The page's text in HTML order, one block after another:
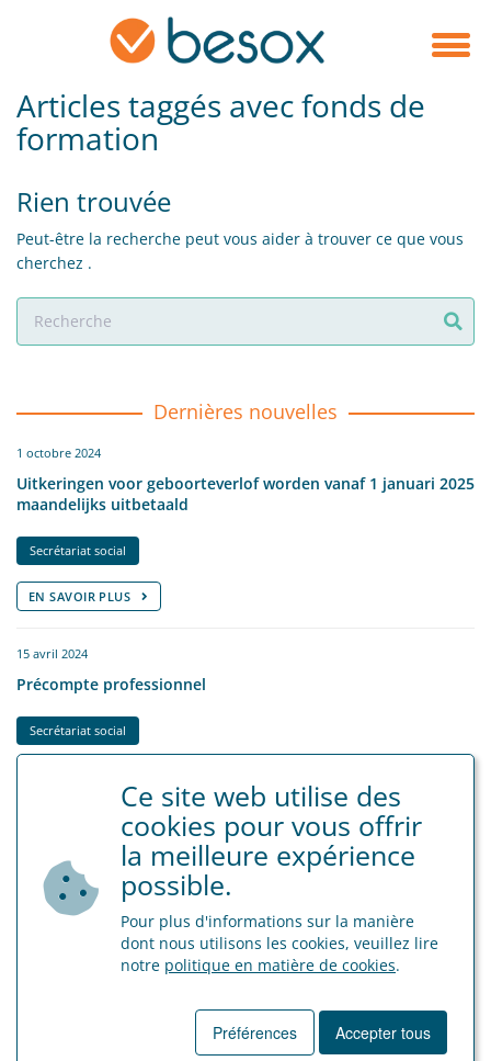
Articles taggés avec fonds de
formation
Rien trouvée
Peut-être la recherche peut vous aider à trouver ce que vous
cherchez .
Dernières nouvelles
1 octobre 2024
Uitkeringen voor geboorteverlof worden vanaf 1 januari 2025
maandelijks uitbetaald
Secrétariat social
EN SAVOIR PLUS
15 avril 2024
Précompte professionnel
Secrétariat social
Prolongation des mesures relatives à la pénurie de
personnel dans le secteur des soins pour les pensionnés
Secrétariat social
TOUS LES ARTICLES
Ce site web utilise des
cookies pour vous offrir
la meilleure expérience
possible.
Pour plus d'informations sur la manière
dont nous utilisons les cookies, veuillez lire
notre politique en matière de cookies.
Préférences Accepter tous